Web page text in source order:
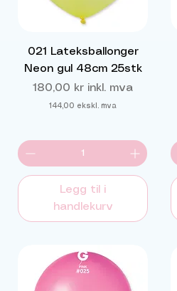
021 Lateksballonger
Neon gul 48cm 25stk
Pris
180,00 kr inkl. mva
144,00 ekskl. mva
Legg til i
handlekurv